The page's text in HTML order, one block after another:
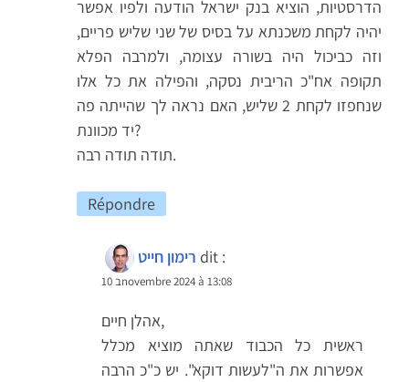
הדרסטיות, הוציא בנק ישראל הודעה ולפיו אפשר
יהיה לקחת משכנתא על בסיס של שני שליש פריים,
וזה כביכול היה בשורה עצומה, ולמרבה הפלא
תקופה אח"כ הריבית נסקה, והפילה את כל אלו
שנחפזו לקחת 2 שליש, האם נראה לך שהייתה פה
יד מכוונת?
תודה תודה רבה.
Répondre
רימון חייט dit :
10 בnovembre 2024 à 13:08
אהלן חיים,
ראשית כל הכבוד שאתה מוציא מכלל
אפשרות את ה"לעשות דוקא". יש כ"כ הרבה